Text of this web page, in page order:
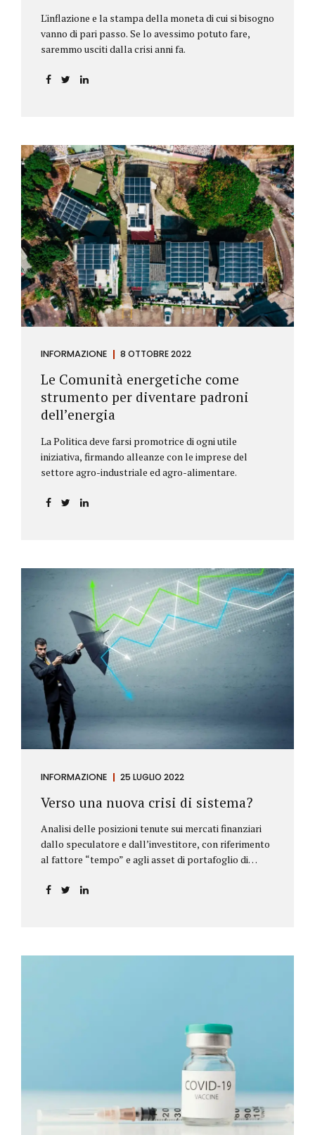
L'inflazione e la stampa della moneta di cui si bisogno
vanno di pari passo. Se lo avessimo potuto fare,
saremmo usciti dalla crisi anni fa.
INFORMAZIONE 8 OTTOBRE 2022
Le Comunità energetiche come
strumento per diventare padroni
dell’energia
La Politica deve farsi promotrice di ogni utile
iniziativa, firmando alleanze con le imprese del
settore agro-industriale ed agro-alimentare.
INFORMAZIONE 25 LUGLIO 2022
Verso una nuova crisi di sistema?
Analisi delle posizioni tenute sui mercati finanziari
dallo speculatore e dall’investitore, con riferimento
al fattore “tempo” e agli asset di portafoglio di
l’investitore Nelle definizioni di Wikipedia si legge:
Investitore: è colui che decide di investire il proprio
loro investimenti, mentre gli speculatori cercano...